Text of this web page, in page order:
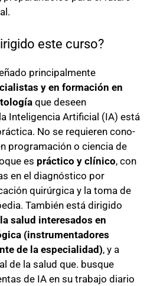
este curso?
principalmente
y en formación en
que deseen
Inteligencia Artificial (IA) está
No se requieren cono-
programación o ciencia de
es práctico y clínico, con
en el diagnóstico por
quirúrgica y la toma de
También está dirigido
salud interesados en
(instrumentadores
de la especialidad), y a
de la salud que. busque
de IA en su trabajo diario